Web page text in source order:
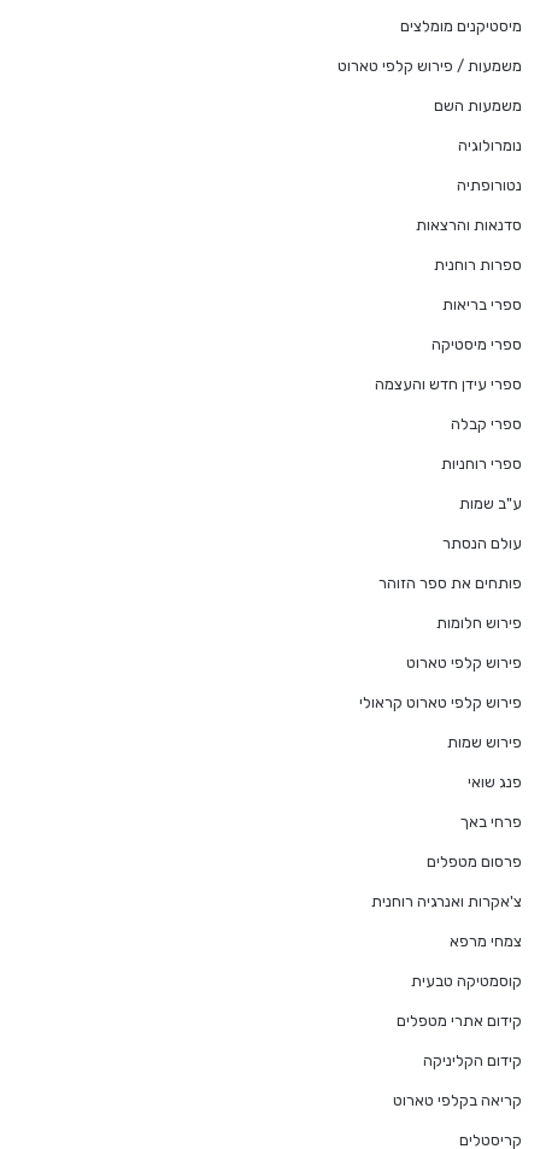
מיסטיקנים מומלצים
משמעות / פירוש קלפי טארוט
משמעות השם
נומרולוגיה
נטורופתיה
סדנאות והרצאות
ספרות רוחנית
ספרי בריאות
ספרי מיסטיקה
ספרי עידן חדש והעצמה
ספרי קבלה
ספרי רוחניות
ע"ב שמות
עולם הנסתר
פותחים את ספר הזוהר
פירוש חלומות
פירוש קלפי טארוט
פירוש קלפי טארוט קראולי
פירוש שמות
פנג שואי
פרחי באך
פרסום מטפלים
צ'אקרות ואנרגיה רוחנית
צמחי מרפא
קוסמטיקה טבעית
קידום אתרי מטפלים
קידום הקליניקה
קריאה בקלפי טארוט
קריסטלים